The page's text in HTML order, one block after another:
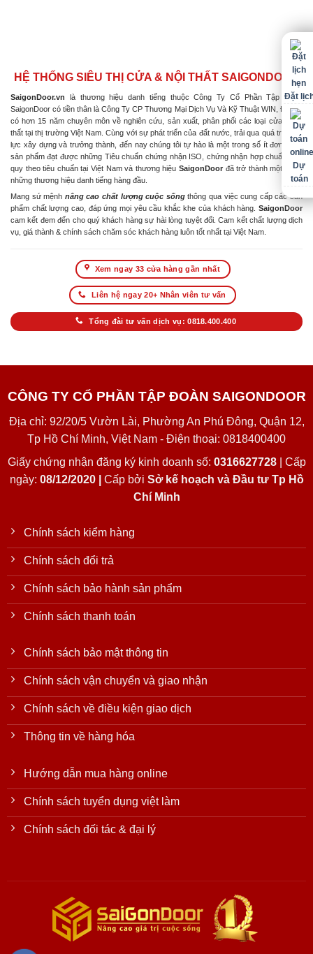
HỆ THỐNG SIÊU THỊ CỬA & NỘI THẤT SAIGONDOOR
SaigonDoor.vn là thương hiệu danh tiếng thuộc Công Ty Cổ Phần Tập Đoàn
SaigonDoor có tiền thân là Công Ty CP Thương Mại Dịch Vụ Và Kỹ Thuật WIN, Đơn vị
có hơn 15 năm chuyên môn về nghiên cứu, sản xuất, phân phối các loại cửa & nội
thất tại thị trường Việt Nam. Cùng với sự phát triển của đất nước, trải qua quá trình nỗ
lực xây dựng và trưởng thành, đến nay chúng tôi tự hào là một trong số ít đơn vị có
sản phẩm đạt được những Tiêu chuẩn chứng nhận ISO, chứng nhận hợp chuẩn hợp
quy theo tiêu chuẩn tại Việt Nam và thương hiệu SaigonDoor đã trở thành một trong
những thương hiệu danh tiếng hàng đầu.
Mang sứ mệnh nâng cao chất lượng cuộc sốngthông qua việc cung cấp các sản
phẩm chất lượng cao, đáp ứng mọi yêu cầu khắc khe của khách hàng. SaigonDoor
cam kết đem đến cho quý khách hàng sự hài lòng tuyệt đối. Cam kết chất lượng dịch
vụ, giá thành & chính sách chăm sóc khách hàng luôn tốt nhất tại Việt Nam.
Xem ngay 33 cửa hàng gần nhất
Liên hệ ngay 20+ Nhân viên tư vấn
Tổng đài tư vấn dịch vụ: 0818.400.400
CÔNG TY CỔ PHẦN TẬP ĐOÀN SAIGONDOOR
Địa chỉ: 92/20/5 Vườn Lài, Phường An Phú Đông, Quận 12,
Tp Hồ Chí Minh, Việt Nam - Điện thoại: 0818400400
Giấy chứng nhận đăng ký kinh doanh số: 0316627728| Cấp
ngày: 08/12/2020 | Cấp bởi Sở kế hoạch và Đầu tư Tp Hồ
Chí Minh
Chính sách kiểm hàng
Chính sách đổi trả
Chính sách bảo hành sản phẩm
Chính sách thanh toán
Chính sách bảo mật thông tin
Chính sách vận chuyển và giao nhận
Chính sách về điều kiện giao dịch
Thông tin về hàng hóa
Hướng dẫn mua hàng online
Chính sách tuyển dụng việt làm
Chính sách đối tác & đại lý
Đặt
Dự
toán